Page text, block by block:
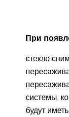
При
стекло
системы,
будут